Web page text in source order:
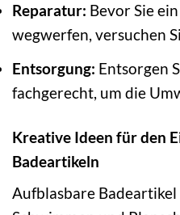
Reparatur: Bevor Sie
wegwerfen, versuchen
Entsorgung: Entsorgen
fachgerecht, um die
Kreative Ideen für den
Badeartikeln
Aufblasbare